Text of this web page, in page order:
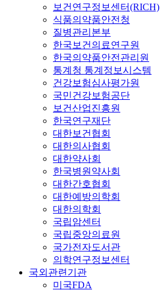
보건연구정보센터(RICH)
식품의약품안전청
질병관리본부
한국보건의료연구원
한국의약품안전관리원
통계청 통계정보시스템
건강보험심사평가원
국민건강보험공단
보건산업진흥원
한국연구재단
대한보건협회
대한의사협회
대한약사회
한국병원약사회
대한간호협회
대한예방의학회
대한의학회
국립암센터
국립중앙의료원
국가전자도서관
의학연구정보센터
국외관련기관
미국FDA